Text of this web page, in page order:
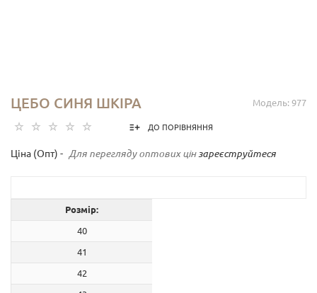
Модель: 977
ЦЕБО СИНЯ ШКІРА
ДО ПОРІВНЯННЯ
Ціна (Опт) - Для перегляду оптових цін зареєструйтеся
Розмір:
40
41
42